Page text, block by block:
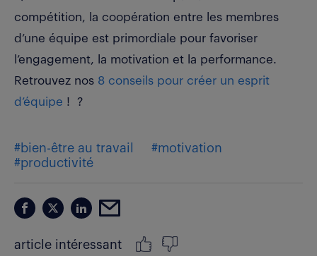
compétition, la coopération entre les membres
d’une équipe est primordiale pour favoriser
l’engagement, la motivation et la performance.
Retrouvez nos 8 conseils pour créer un esprit
d’équipe ! ?
#bien-être au travail
#motivation
#productivité
article intéressant